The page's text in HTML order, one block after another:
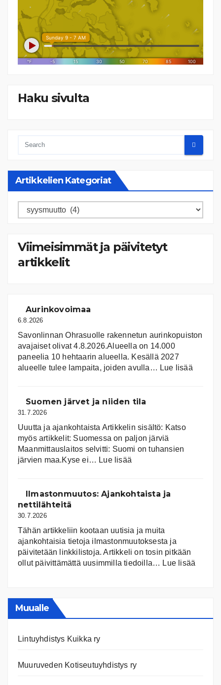
Haku sivulta
Artikkelien Kategoriat
Artikkelien
Viimeisimmät ja päivitetyt
artikkelit
Aurinkovoimaa
6.8.2026
Savonlinnan Ohrasuolle rakennetun aurinkopuiston
avajaiset olivat 4.8.2026.Alueella on 14.000
paneelia 10 hehtaarin alueella. Kesällä 2027
alueelle tulee lampaita, joiden avulla… Lue lisää:
Suomen järvet ja niiden tila
31.7.2026
Uuutta ja ajankohtaista Artikkelin sisältö: Katso
myös artikkelit: Suomessa on pal­jon jär­viä
Maanmittauslaitos selvitti: Suomi on tuhansien
järvien maa.Kyse ei… Lue lisää
ja
Ilmastonmuutos: Ajankohtaista ja
nettilähteitä
30.7.2026
Tähän artikkeliin kootaan uutisia ja muita
ajankohtaisia tietoja ilmastonmuutoksesta ja
päivitetään linkkilistoja. Artikkeli on tosin pitkään
ollut päivittämättä uusimmilla tiedoilla… Lue lisää
Muualle
Lintuyhdistys Kuikka ry
Muuruveden Kotiseutuyhdistys ry